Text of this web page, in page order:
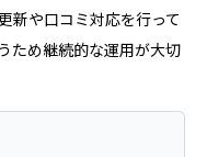
新や口コミ対応を行って
ため継続的な運用が大切